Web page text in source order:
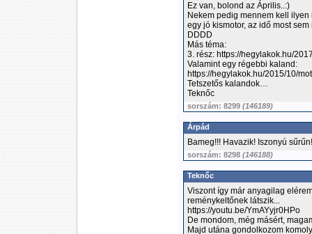
Ez van, bolond az Április..:)
Nekem pedig mennem kell
egy jó kismotor, az idő most sem
DDDD
Más téma:
3. rész: https://hegylakok.hu/
Valamint egy régebbi kaland:
https://hegylakok.hu/2015/10/
Tetszetős kalandok…
Teknőc
sorszám: 8299 (146189)
Árpád
Bameg!!! Havazik! Iszonyú sűrűn!
sorszám: 8298 (146188)
Teknőc
Viszont így már anyagilag
reménykeltőnek látszik...
https://youtu.be/YmAYyjr0HPo
De mondom, még másért,
Majd utána gondolkozom